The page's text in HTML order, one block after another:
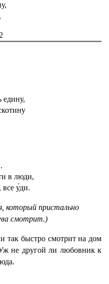
едину,
в люди,
у́ди.
который пристально
смотрит.)
так быстро смотрит на дом
не другой ли любовник к